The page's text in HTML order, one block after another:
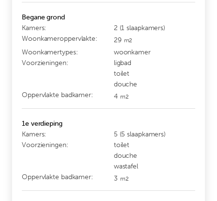
Begane grond
Kamers:
2 (1 slaapkamers)
Woonkameroppervlakte:
29 m2
Woonkamertypes:
woonkamer
Voorzieningen:
ligbad
toilet
douche
Oppervlakte badkamer:
4 m2
1e verdieping
Kamers:
5 (5 slaapkamers)
Voorzieningen:
toilet
douche
wastafel
Oppervlakte badkamer:
3 m2